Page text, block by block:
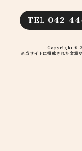
TEL 042-
Copyright ©
※当サイトに掲載された文章